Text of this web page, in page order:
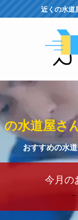
近くの水道
の水道屋さ
おすすめの水
今月の